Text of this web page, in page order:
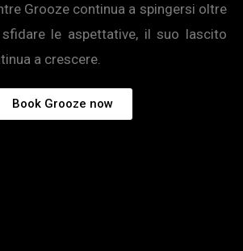
Grooze continua a spingersi oltre
le aspettative, il suo lascito
a crescere.
Book Grooze now